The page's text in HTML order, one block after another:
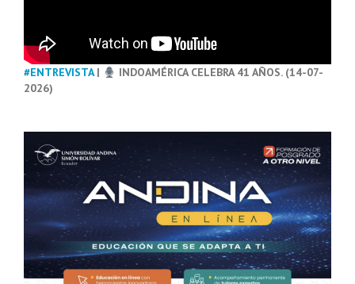
#ENTREVISTA|
INDOAMÉRICA CELEBRA 41 AÑOS. (14-07-
2026)